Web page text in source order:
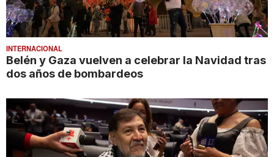
INTERNACIONAL
Belén y Gaza vuelven a celebrar la Navidad tras
dos años de bombardeos